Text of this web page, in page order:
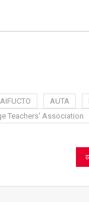
AIFUCTO AUTA
Teachers' Association